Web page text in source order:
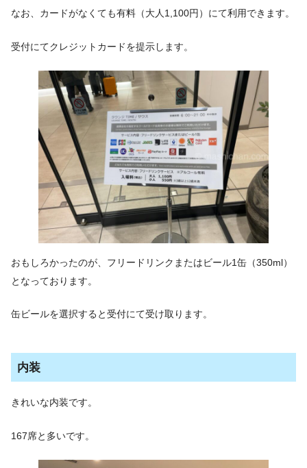
なお、カードがなくても有料（大人1,100円）にて利用できます。
受付にてクレジットカードを提示します。
おもしろかったのが、フリードリンクまたはビール1缶（350ml）
となっております。
缶ビールを選択すると受付にて受け取ります。
内装
きれいな内装です。
167席と多いです。